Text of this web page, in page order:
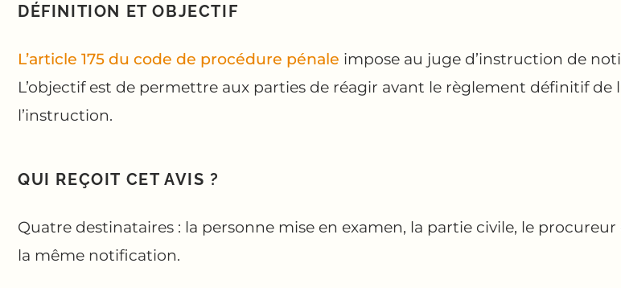
DÉFINITION ET OBJECTIF
L’article 175 du code de procédure pénale impose au juge d’instruction de
L’objectif est de permettre aux parties de réagir avant le règlement définitif de
l’instruction.
QUI REÇOIT CET AVIS ?
Quatre destinataires : la personne mise en examen, la partie civile, le
la même notification.